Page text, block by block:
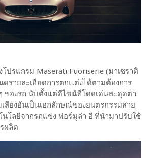
ปรแกรม Maserati Fuoriserie (มาเซราติ
ดรายละเอียดการตกแต่งได้ตามต้องการ
ของรถ นับตั้งแต่ดีไซน์ที่โดดเด่นสะดุดตา
สียงอันเป็นเอกลักษณ์ของยนตรกรรมสาย
นโลยีจากรถแข่ง ฟอร์มูล่า อี ที่นำมาปรับใช้
ผลิต